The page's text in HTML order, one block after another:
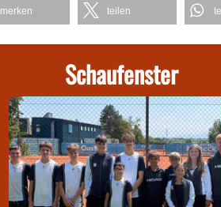
merken teilen
Schaufenster